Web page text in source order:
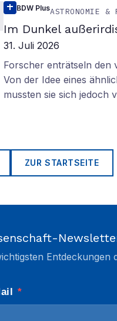
BDW PlusASTRONOMIE &
Im Dunkel
31. Juli 2026
Forscher enträtseln den
Von der Idee eines
mussten sie sich jedoch
ZUR STARTSEITE